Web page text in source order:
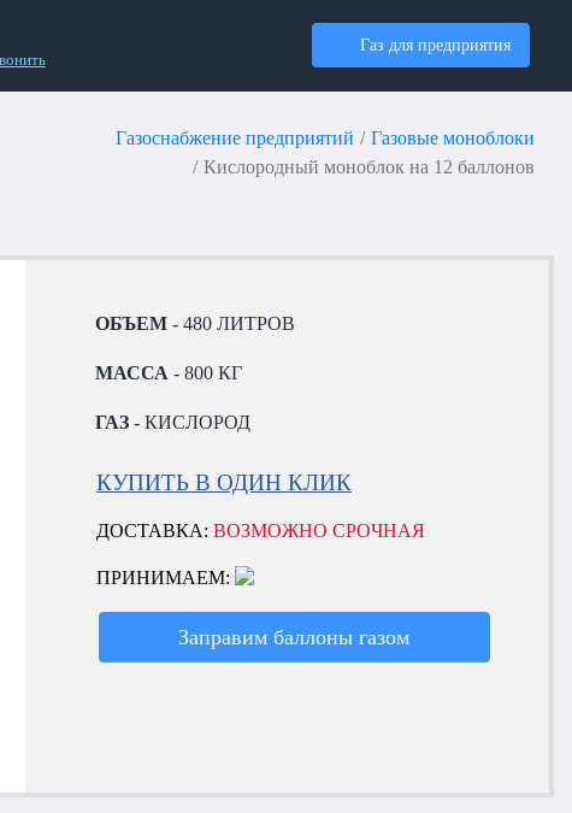
Газ для предприятия
Газоснабжение предприятий
Газовые моноблоки
Кислородный моноблок на 12 баллонов
ОБЪЕМ - 480 ЛИТРОВ
МАССА - 800 КГ
ГАЗ - КИСЛОРОД
КУПИТЬ В ОДИН КЛИК
ДОСТАВКА:ВОЗМОЖНО СРОЧНАЯ
ПРИНИМАЕМ:
Заправим баллоны газом